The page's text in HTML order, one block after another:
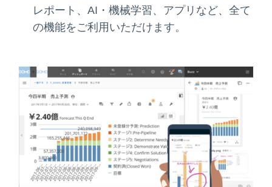
レポート、AI・機械学習、アプリなど、全て
の機能をご利用いただけます。